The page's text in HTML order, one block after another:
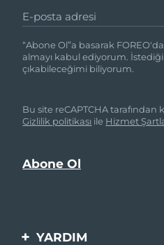
E-posta adresi
“Abone Ol”a basarak
almayı kabul ediyorum.
çıkabileceğimi biliyorum.
Bu site reCAPTCHA tarafından
Gizlilik politikası ile Hizmet
YARDIM